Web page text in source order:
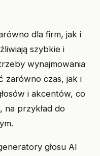
dla firm, jak i
szybkie i
wynajmowania
zarówno czas, jak i
i akcentów, co
przykład do
głosu AI